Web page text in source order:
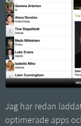
Jag har redan
optimerade apps